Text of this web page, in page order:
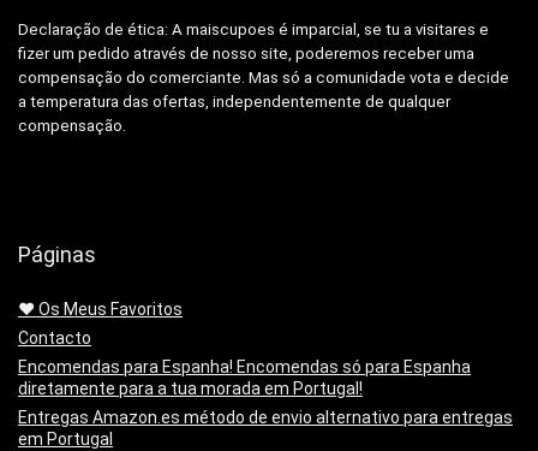
Declaração de ética: A maiscupoes é imparcial, se tu a visitares e
fizer um pedido através de nosso site, poderemos receber uma
compensação do comerciante. Mas só a comunidade vota e decide
a temperatura das ofertas, independentemente de qualquer
compensação.
Páginas
❤️ Os Meus Favoritos
Contacto
Encomendas para Espanha! Encomendas só para Espanha
diretamente para a tua morada em Portugal!
Entregas Amazon.es método de envio alternativo para entregas
em Portugal